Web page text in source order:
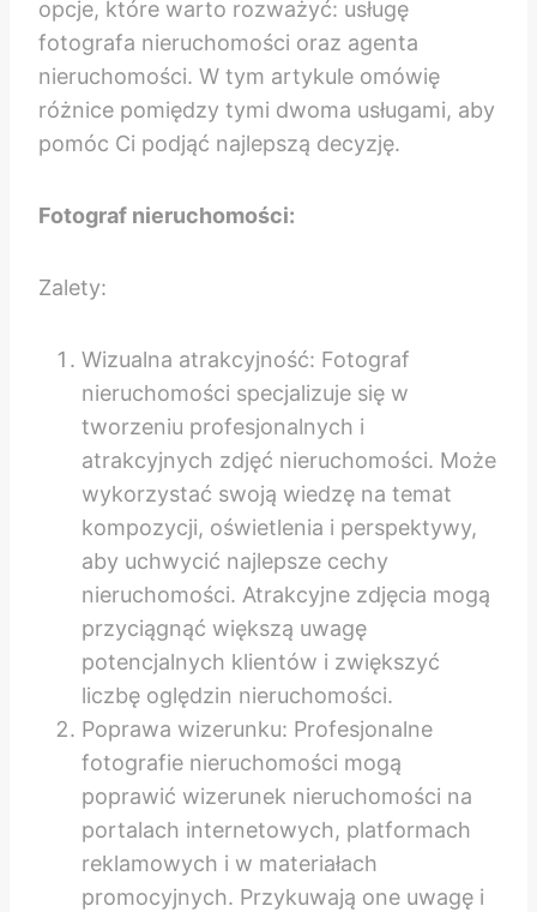
opcje, które warto rozważyć: usługę
fotografa nieruchomości oraz agenta
nieruchomości. W tym artykule omówię
różnice pomiędzy tymi dwoma usługami, aby
pomóc Ci podjąć najlepszą decyzję.
Fotograf nieruchomości:
Zalety:
Wizualna atrakcyjność: Fotograf
nieruchomości specjalizuje się w
tworzeniu profesjonalnych i
atrakcyjnych zdjęć nieruchomości. Może
wykorzystać swoją wiedzę na temat
kompozycji, oświetlenia i perspektywy,
aby uchwycić najlepsze cechy
nieruchomości. Atrakcyjne zdjęcia mogą
przyciągnąć większą uwagę
potencjalnych klientów i zwiększyć
liczbę oględzin nieruchomości.
Poprawa wizerunku: Profesjonalne
fotografie nieruchomości mogą
poprawić wizerunek nieruchomości na
portalach internetowych, platformach
reklamowych i w materiałach
promocyjnych. Przykuwają one uwagę i